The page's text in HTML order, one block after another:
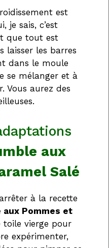
est
je sais, c’est
que tout est
laisser les barres
dans le moule
se mélanger et à
Vous aurez des
aux
Salé
à la recette
aux Pommes et
toile vierge pour
expérimenter,